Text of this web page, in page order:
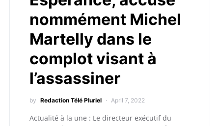
nommément Michel
Martelly dans le
complot visant à
l’assassiner
by Redaction Télé Pluriel April 7, 2022
Actualité à la une : Le directeur exécutif du